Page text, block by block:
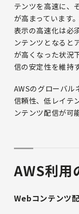
テンツを高速に、
が高まっています
表示の高速化は必
ンテンツとなると
が高くなった状況
信の安定性を維持
AWSのグローバル
信頼性、低レイテ
ンテンツ配信が可
AWS利用
Webコンテンツ